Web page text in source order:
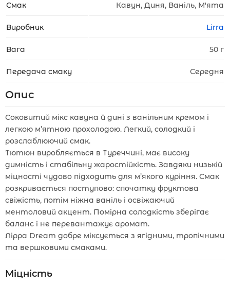
Смак Кавун, Диня, Ваніль, М'ята
Виробник Lirra
Вага 50 г
Передача смаку Середня
Опис
Соковитий мікс кавуна й дині з ванільним кремом і
легкою м’ятною прохолодою. Легкий, солодкий і
розслаблюючий смак.
Тютюн виробляється в Туреччині, має високу
димність і стабільну жаростійкість. Завдяки низькій
міцності чудово підходить для м’якого куріння. Смак
розкривається поступово: спочатку фруктова
свіжість, потім ніжна ваніль і освіжаючий
ментоловий акцент. Помірна солодкість зберігає
баланс і не перевантажує аромат.
Лірра Dream добре міксується з ягідними, тропічними
та вершковими смаками.
Міцність